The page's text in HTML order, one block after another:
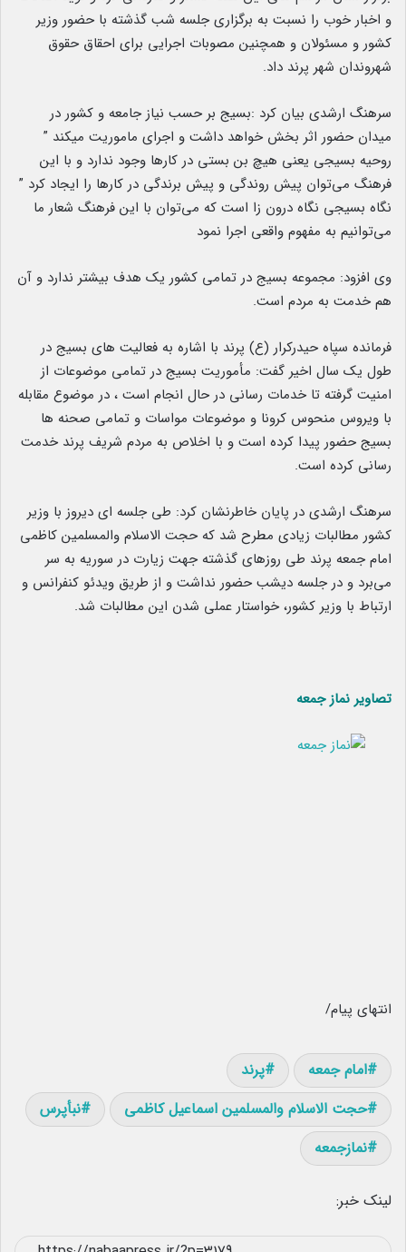
و اخبار خوب را نسبت به برگزاری جلسه شب گذشته با حضور وزیر
کشور و مسئولان و همچنین مصوبات اجرایی برای احقاق حقوق
شهروندان شهر پرند داد.
سرهنگ ارشدی بیان کرد :بسیج بر حسب نیاز جامعه و کشور در
میدان حضور اثر بخش خواهد داشت و اجرای ماموریت میکند ”
روحیه بسیجی یعنی هیچ بن بستی در کارها وجود ندارد و با این
فرهنگ می‌توان پیش روندگی و پیش برندگی در کارها را ایجاد کرد ”
نگاه بسیجی نگاه درون زا است که می‌توان با این فرهنگ شعار ما
می‌توانیم به مفهوم واقعی اجرا نمود
وی افزود: مجموعه بسیج در تمامی کشور یک هدف بیشتر ندارد و آن
هم خدمت به مردم است.
فرمانده سپاه حیدرکرار (ع) پرند با اشاره به فعالیت های بسیج در
طول یک سال اخیر گفت: مأموریت بسیج در تمامی موضوعات از
امنیت گرفته تا خدمات رسانی در حال انجام است ، در موضوع مقابله
با ویروس منحوس کرونا و موضوعات مواسات و تمامی صحنه ها
بسیج حضور پیدا کرده است و با اخلاص به مردم شریف پرند خدمت
رسانی کرده است.
سرهنگ ارشدی در پایان خاطرنشان کرد: طی جلسه ای دیروز با وزیر
کشور مطالبات زیادی مطرح شد که حجت الاسلام والمسلمین کاظمی
امام جمعه پرند طی روزهای گذشته جهت زیارت در سوریه به سر
می‌برد و در جلسه دیشب حضور نداشت و از طریق ویدئو کنفرانس و
ارتباط با وزیر کشور، خواستار عملی شدن این مطالبات شد.
تصاویر نماز جمعه
انتهای پیام/
امام جمعه
پرند
حجت الاسلام والمسلمین اسماعیل کاظمی
نبأپرس
نمازجمعه
لینک خبر: